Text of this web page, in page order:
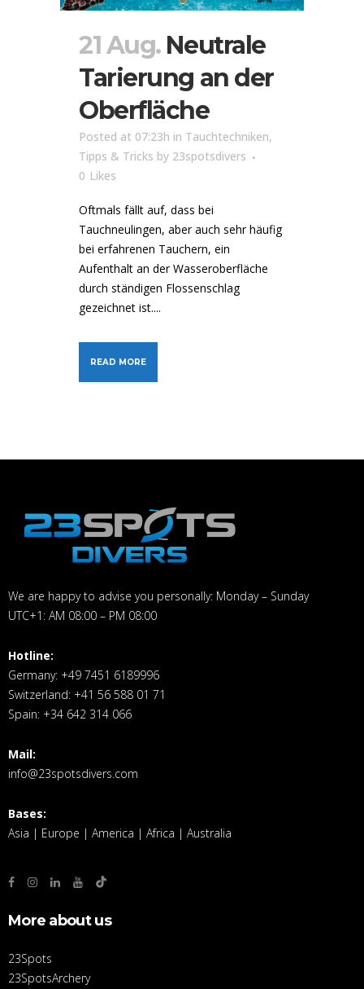
21 Aug. Neutrale
Tarierung an der
Oberfläche
Posted at 07:23h in Tauchtechniken,
Tipps & Tricks by 23spotsdivers
0 Likes
Oftmals fällt auf, dass bei
Tauchneulingen, aber auch sehr häufig
bei erfahrenen Tauchern, ein
Aufenthalt an der Wasseroberfläche
durch ständigen Flossenschlag
gezeichnet ist....
READ MORE
We are happy to advise you personally: Monday – Sunday
UTC+1: AM 08:00 – PM 08:00
Hotline:
Germany: +49 7451 6189996
Switzerland: +41 56 588 01 71
Spain: +34 642 314 066
Mail:
info@23spotsdivers.com
Bases:
Asia | Europe | America | Africa | Australia
More about us
23Spots
23SpotsArchery